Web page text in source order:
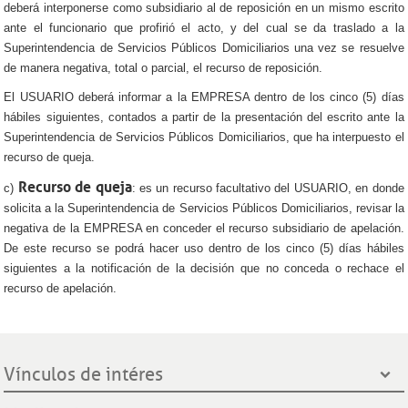
deberá interponerse como subsidiario al de reposición en un mismo escrito
ante el funcionario que profirió el acto, y del cual se da traslado a la
Superintendencia de Servicios Públicos Domiciliarios una vez se resuelve
de manera negativa, total o parcial, el recurso de reposición.
El USUARIO deberá informar a la EMPRESA dentro de los cinco (5) días
hábiles siguientes, contados a partir de la presentación del escrito ante la
Superintendencia de Servicios Públicos Domiciliarios, que ha interpuesto el
recurso de queja.
c) Recurso de queja: es un recurso facultativo del USUARIO, en donde
solicita a la Superintendencia de Servicios Públicos Domiciliarios, revisar la
negativa de la EMPRESA en conceder el recurso subsidiario de apelación.
De este recurso se podrá hacer uso dentro de los cinco (5) días hábiles
siguientes a la notificación de la decisión que no conceda o rechace el
recurso de apelación.
Vínculos de intéres